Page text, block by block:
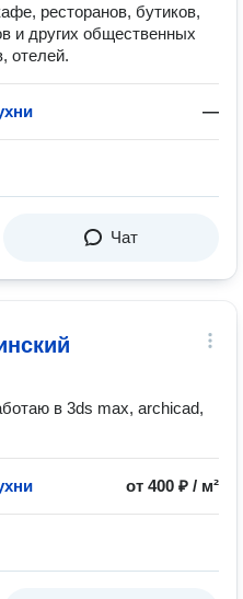
ресторанов, бутиков,
и других общественных
отелей.
—
Чат
в 3ds max, archicad,
от 400 ₽ / м²